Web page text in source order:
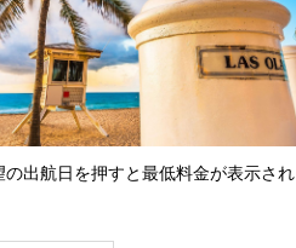
出航日を押すと最低料金が表示され